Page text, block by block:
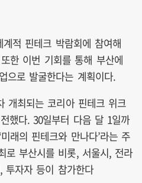
적 핀테크 박람회에 참여해
한 이번 기회를 통해 부산에
으로 발굴한다는 계획이다.
개최되는 코리아 핀테크 위크
했다. 30일부터 다음 달 1일까
래의 핀테크와 만나다’라는 주
로 부산시를 비롯, 서울시, 전라
투자자 등이 참가한다